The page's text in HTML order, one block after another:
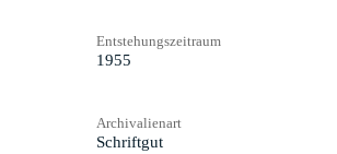
Entstehungszeitraum
1955
Archivalienart
Schriftgut